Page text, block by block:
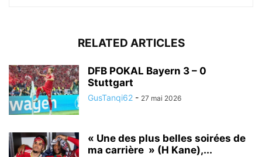
RELATED ARTICLES
DFB POKAL Bayern 3 – 0
Stuttgart
GusTanqi62 - 27 mai 2026
« Une des plus belles soirées de
ma carrière » (H Kane),...